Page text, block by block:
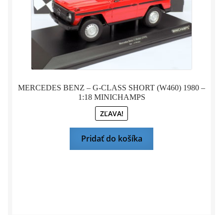
MERCEDES BENZ – G-CLASS SHORT (W460) 1980 –
1:18 MINICHAMPS
ZĽAVA!
Pridať do košíka